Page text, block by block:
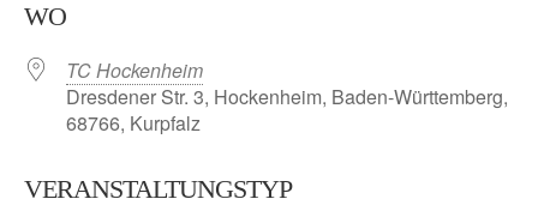
WO
TC Hockenheim
Dresdener Str. 3, Hockenheim, Baden-Württemberg,
68766, Kurpfalz
VERANSTALTUNGSTYP